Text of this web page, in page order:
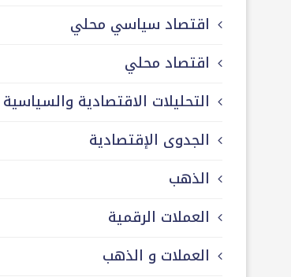
اقتصاد سياسي محلي
اقتصاد محلي
التحليلات الاقتصادية والسياسية
الجدوى الإقتصادية
الذهب
العملات الرقمية
العملات و الذهب